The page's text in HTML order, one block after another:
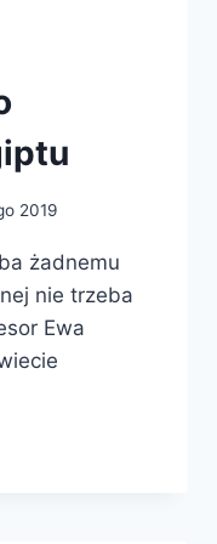
2019
żadnemu
nie trzeba
Ewa